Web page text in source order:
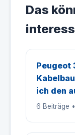
Das
Peugeot
ich den
6 Beiträge